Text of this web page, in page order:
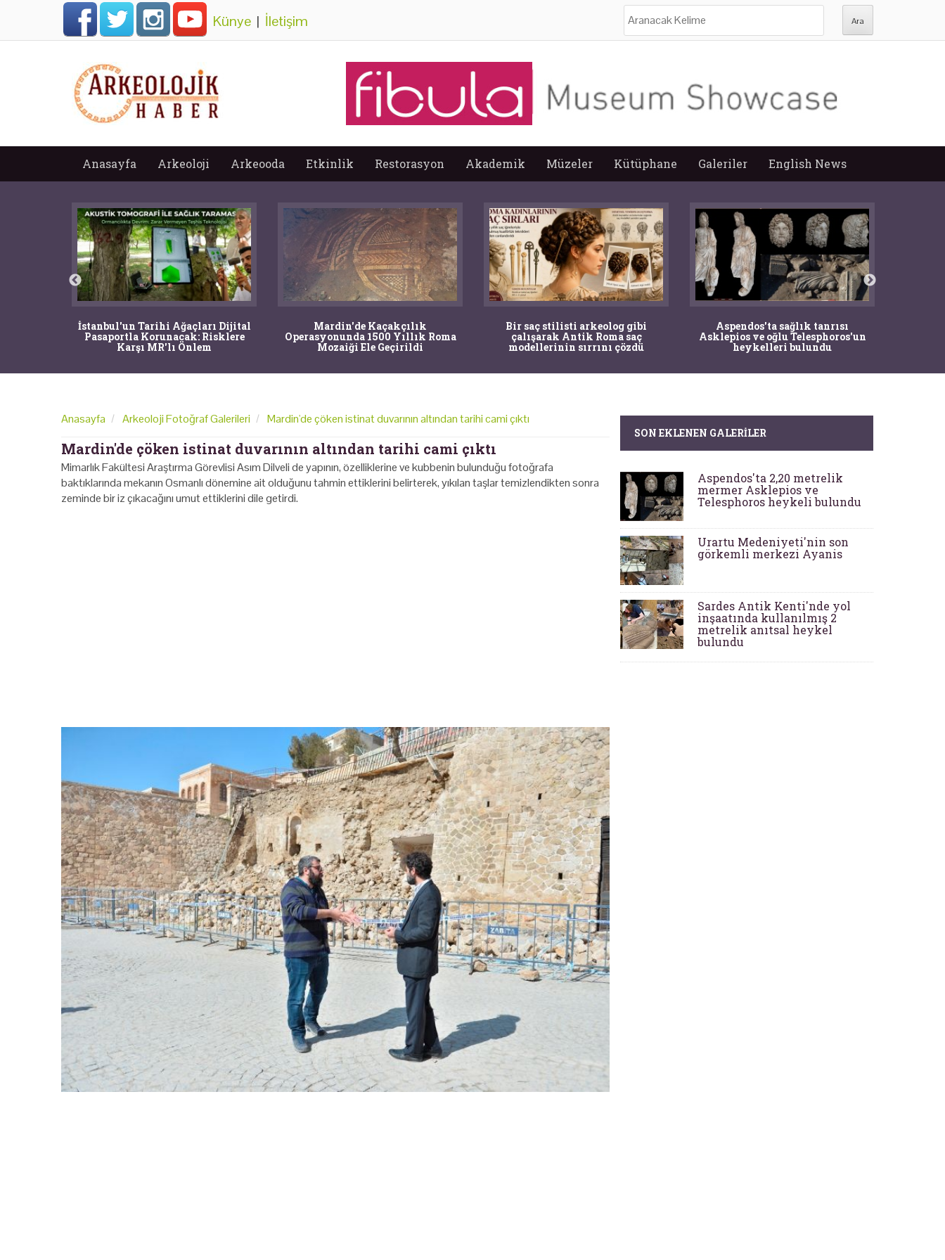
Künye | İletişim
Anasayfa Arkeoloji Arkeooda Etkinlik Restorasyon Akademik Müzeler Kütüphane Galeriler English News
İstanbul'un Tarihi Ağaçları Dijital
Pasaportla Korunacak: Risklere
Karşı MR'lı Önlem
Mardin'de Kaçakçılık
Operasyonunda 1500 Yıllık Roma
Mozaiği Ele Geçirildi
Bir saç stilisti arkeolog gibi
çalışarak Antik Roma saç
modellerinin sırrını çözdü
Aspendos'ta sağlık tanrısı
Asklepios ve oğlu Telesphoros'un
heykelleri bulundu
Anasayfa Arkeoloji Fotoğraf Galerileri Mardin'de çöken istinat duvarının altından tarihi cami çıktı
Mardin'de çöken istinat duvarının altından tarihi cami çıktı
Mimarlık Fakültesi Araştırma Görevlisi Asım Dilveli de yapının, özelliklerine ve kubbenin bulunduğu fotoğrafa
baktıklarında mekanın Osmanlı dönemine ait olduğunu tahmin ettiklerini belirterek, yıkılan taşlar temizlendikten sonra
zeminde bir iz çıkacağını umut ettiklerini dile getirdi.
SON EKLENEN GALERILER
Aspendos'ta 2,20 metrelik
mermer Asklepios ve
Telesphoros heykeli bulundu
Urartu Medeniyeti'nin son
görkemli merkezi Ayanis
Sardes Antik Kenti'nde yol
inşaatında kullanılmış 2
metrelik anıtsal heykel
bulundu